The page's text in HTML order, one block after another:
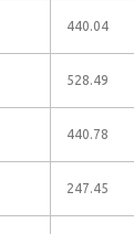
440.04
528.49
440.78
247.45